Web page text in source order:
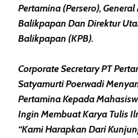
Pertamina (Persero),
Balikpapan Dan Direktur
Balikpapan (KPB).
Corporate Secretary PT
Satyamurti Poerwadi
Pertamina Kepada
Ingin Membuat Karya Tulis
“Kami Harapkan Dari